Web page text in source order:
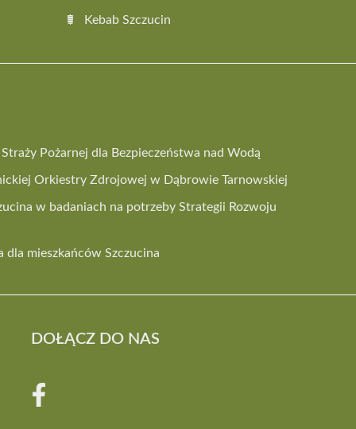
Kebab Szczucin
Pożarnej dla Bezpieczeństwa nad Wodą
Orkiestry Zdrojowej w Dąbrowie Tarnowskiej
w badaniach na potrzeby Strategii Rozwoju
dla mieszkańców Szczucina
DOŁĄCZ DO NAS